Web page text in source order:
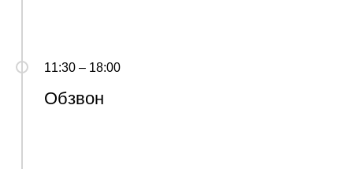
11:30 – 18:00
Обзвон